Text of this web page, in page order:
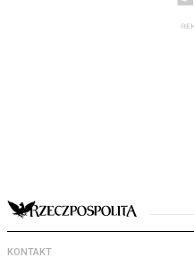
KONTAKT